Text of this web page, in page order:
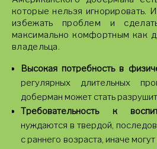
которые нельзя игнорировать.
избежать проблем и
максимально комфортным как
владельца.
Высокая потребность в
регулярных длительных
доберман может стать
Требовательность к
нуждаются в твердой,
с раннего возраста, иначе